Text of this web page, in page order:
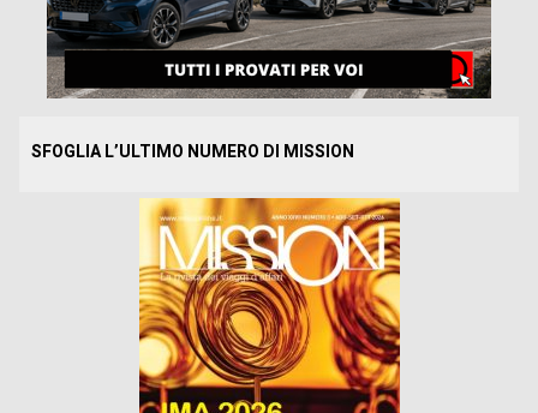
SFOGLIA L’ULTIMO NUMERO DI MISSION